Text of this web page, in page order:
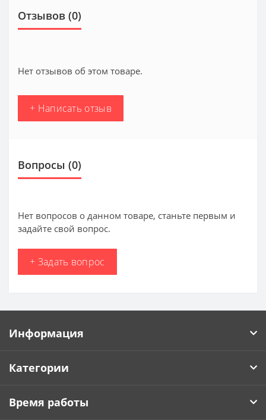
Отзывов (0)
Нет отзывов об этом товаре.
+ Написать отзыв
Вопросы (0)
Нет вопросов о данном товаре, станьте первым и
задайте свой вопрос.
+ Задать вопрос
Информация
Категории
Время работы